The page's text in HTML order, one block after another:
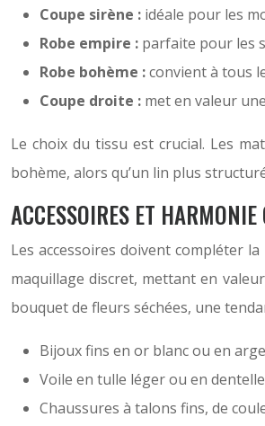
Coupe sirène : idéale pour les
Robe empire : parfaite pour les
Robe bohème :convient à tous
Coupe droite : met en valeur
Le choix du tissu est crucial. Les
bohème, alors qu’un lin plus
ACCESSOIRES ET
Les accessoires doivent compléter
maquillage discret, mettant en
bouquet de fleurs séchées, une
Bijoux fins en or blanc ou en
Voile en tulle léger ou en
Chaussures à talons fins, de